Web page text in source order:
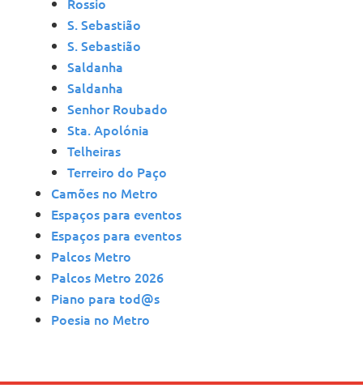
S. Sebastião
S. Sebastião
Saldanha
Saldanha
Senhor Roubado
Sta. Apolónia
Telheiras
Terreiro do Paço
Camões no Metro
Espaços para eventos
Espaços para eventos
Palcos Metro
Palcos Metro 2026
Piano para tod@s
Poesia no Metro